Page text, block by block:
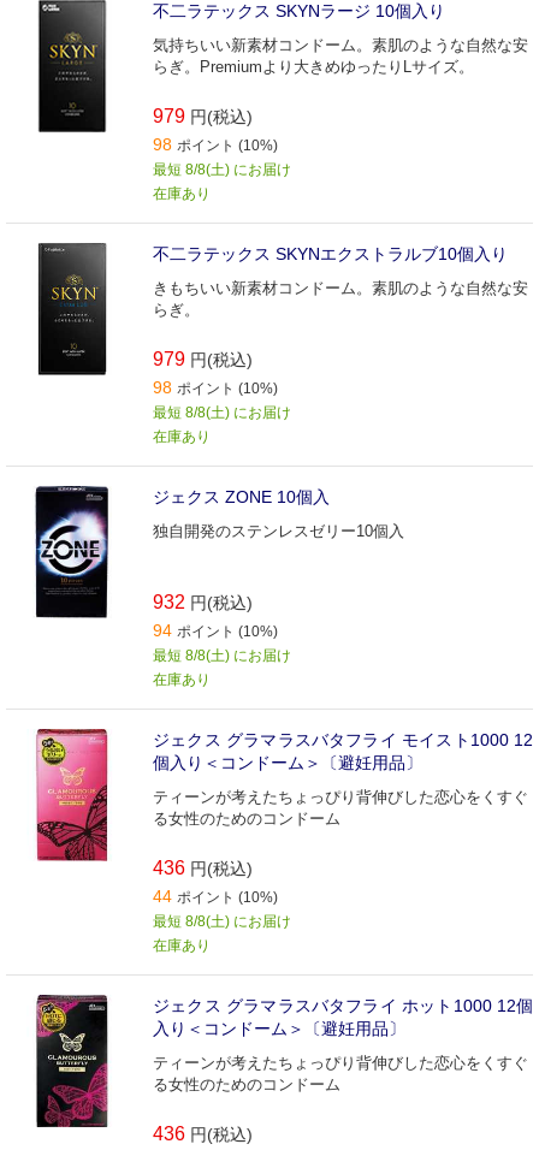
不二ラテックス SKYNラージ 10個入り
気持ちいい新素材コンドーム。素肌のような自然な安
らぎ。Premiumより大きめゆったりLサイズ。
979 円(税込)
98 ポイント (10%)
最短 8/8(土) にお届け
在庫あり
不二ラテックス SKYNエクストラルブ10個入り
きもちいい新素材コンドーム。素肌のような自然な安
らぎ。
979 円(税込)
98 ポイント (10%)
最短 8/8(土) にお届け
在庫あり
ジェクス ZONE 10個入
独自開発のステンレスゼリー10個入
932 円(税込)
94 ポイント (10%)
最短 8/8(土) にお届け
在庫あり
ジェクス グラマラスバタフライ モイスト1000 12
個入り＜コンドーム＞〔避妊用品〕
ティーンが考えたちょっぴり背伸びした恋心をくすぐ
る女性のためのコンドーム
436 円(税込)
44 ポイント (10%)
最短 8/8(土) にお届け
在庫あり
ジェクス グラマラスバタフライ ホット1000 12個
入り＜コンドーム＞〔避妊用品〕
ティーンが考えたちょっぴり背伸びした恋心をくすぐ
る女性のためのコンドーム
436 円(税込)